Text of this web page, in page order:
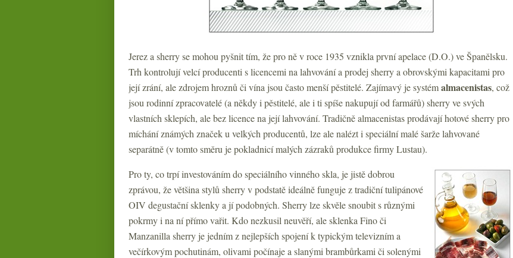
Jerez a sherry se mohou pyšnit tím, že pro ně v roce 1935 vznikla první apelace (D.O.) ve Španělsku.
Trh kontrolují velcí producenti s licencemi na lahvování a prodej sherry a obrovskými kapacitami pro
její zrání, ale zdrojem hroznů či vína jsou často menší pěstitelé. Zajímavý je systémalmacenistas, což
jsou rodinní zpracovatelé (a někdy i pěstitelé, ale i ti spíše nakupují od farmářů) sherry ve svých
vlastních sklepích, ale bez licence na její lahvování. Tradičně almacenistas prodávají hotové sherry pro
míchání známých značek u velkých producentů, lze ale nalézt i speciální malé šarže lahvované
separátně (v tomto směru je pokladnicí malých zázraků produkce firmy Lustau).
Pro ty, co trpí investováním do speciálního vinného skla, je jistě dobrou
zprávou, že většina stylů sherry v podstatě ideálně funguje z tradiční tulipánové
OIV degustační sklenky a jí podobných. Sherry lze skvěle snoubit s různými
pokrmy i na ní přímo vařit. Kdo nezkusil neuvěří, ale sklenka Fino či
Manzanilla sherry je jedním z nejlepších spojení k typickým televizním a
večírkovým pochutinám, olivami počínaje a slanými brambůrkami či solenými